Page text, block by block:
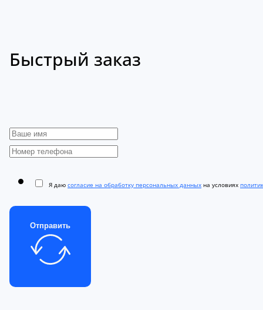
Быстрый заказ
Я даю согласие на обработку персональных данных на условиях
Отправить